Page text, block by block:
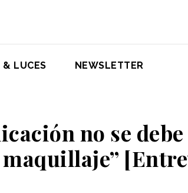
& LUCES NEWSLETTER
no se
maquillaje”